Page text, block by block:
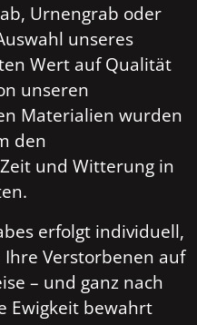
Urnengrab oder
unseres
Wert auf Qualität
unseren
Materialien wurden
den
und Witterung in
erfolgt individuell,
Verstorbenen auf
– und ganz nach
Ewigkeit bewahrt